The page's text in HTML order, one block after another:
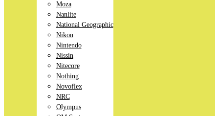
Moza
Nanlite
National Geographic
Nikon
Nintendo
Nissin
Nitecore
Nothing
Novoflex
NRC
Olympus